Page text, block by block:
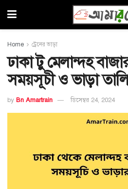
Home ট্রেনের ভাড়া
ঢাকা টু মেলান্দহ
সময়সূচী ও ভাড়া
by Bn Amartrain ডিসেম্বর 24, 2024